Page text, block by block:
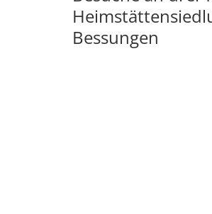
Bessungen